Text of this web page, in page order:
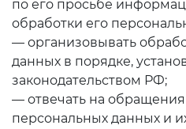
по его просьбе
обработки его
— организовывать
данных в порядке,
законодательством РФ;
— отвечать на
персональных данных и